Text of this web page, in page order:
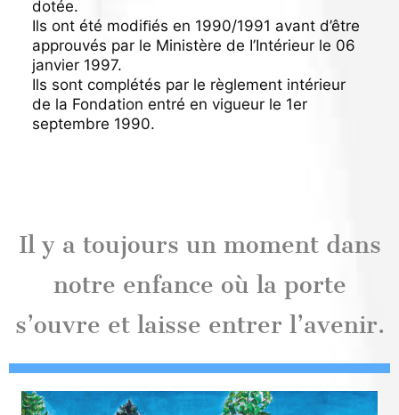
dotée.
Ils ont été modiﬁés en 1990/1991 avant d’être
approuvés par le Ministère de I’Intérieur le 06
janvier 1997.
Ils sont complétés par le règlement intérieur
de la Fondation entré en vigueur le 1er
septembre 1990.
Il y a toujours un moment dans
notre enfance où la porte
s’ouvre et laisse entrer l’avenir.